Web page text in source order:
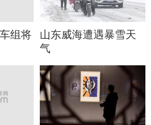
组将
山东威海遭遇暴雪天
气